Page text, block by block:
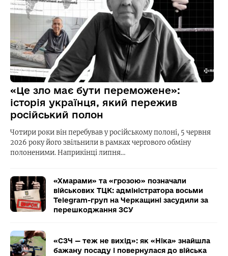
«Це зло має бути переможене»:
історія українця, який пережив
російський полон
Чотири роки він перебував у російському полоні, 5 червня
2026 року його звільнили в рамках чергового обміну
полоненими. Наприкінці липня…
«Хмарами» та «грозою» позначали
військових ТЦК: адміністратора восьми
Telegram-груп на Черкащині засудили за
перешкоджання ЗСУ
«СЗЧ — теж не вихід»: як «Ніка» знайшла
бажану посаду і повернулася до війська